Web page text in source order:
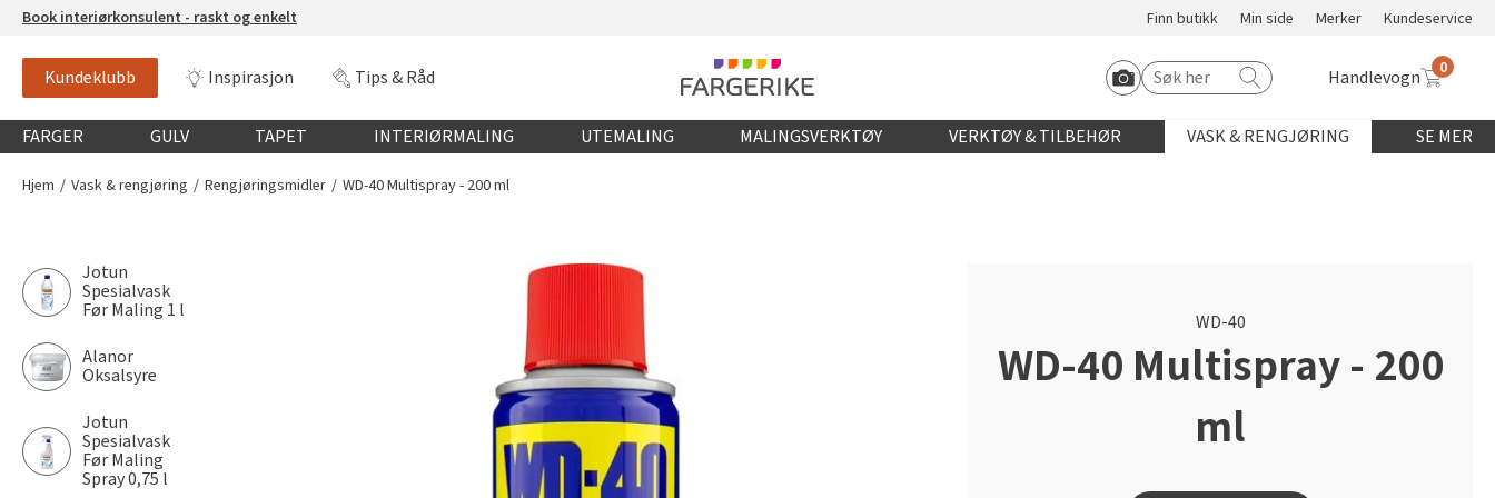
Book interiørkonsulent - raskt og enkelt Finn butikk Min side Merker Kundeservice
Kundeklubb Inspirasjon Tips & Råd Start Roomvo
Søk etter: Handlevogn 0
Globalnavigasjon mobil
FARGER GULV TAPET INTERIØRMALING UTEMALING MALINGSVERKTØY VERKTØY & TILBEHØR VASK & RENGJØRING SE MER
Hjem Vask & rengjøring Rengjøringsmidler WD-40 Multispray - 200 ml
Jotun
Spesialvask
Før Maling 1 l
Alanor
Oksalsyre
Jotun
Spesialvask
Før Maling
Spray 0,75 l
WD-40
WD-40 Multispray - 200
ml